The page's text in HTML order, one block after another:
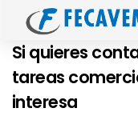
Skip
links
primary
navigation
Skip
Si quieres
tareas
interesa